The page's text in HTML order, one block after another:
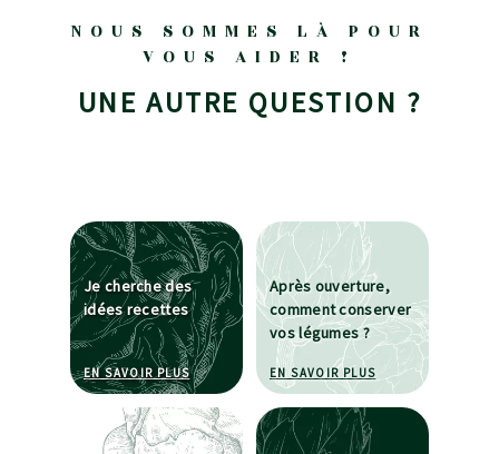
NOUS SOMMES LÀ POUR
VOUS AIDER !
UNE AUTRE QUESTION ?
Je cherche des
idées recettes
EN SAVOIR PLUSÀ PROPOS DE JE CHERCHE DES IDÉES
Après ouverture,
comment conserver
vos légumes ?
EN SAVOIR PLUSÀ PROPOS DE